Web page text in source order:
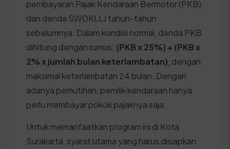
pembayaran Pajak Kendaraan Bermotor (PKB)
dan denda SWDKLLJ tahun-tahun
sebelumnya. Dalam kondisi normal, denda PKB
dihitung dengan rumus: (PKB x 25%) + (PKB x
2% x jumlah bulan keterlambatan) , dengan
maksimal keterlambatan 24 bulan. Dengan
adanya pemutihan, pemilik kendaraan hanya
perlu membayar pokok pajaknya saja.
Untuk memanfaatkan program ini di Kota
Surakarta, syarat utama yang harus disiapkan